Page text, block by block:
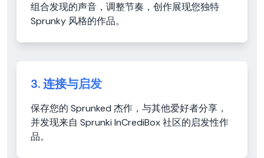
组合发现的声音，调整节奏，创作展现您独特
Sprunky 风格的作品。
3. 连接与启发
保存您的 Sprunked 杰作，与其他爱好者分享，
并发现来自 Sprunki InCrediBox 社区的启发性作
品。